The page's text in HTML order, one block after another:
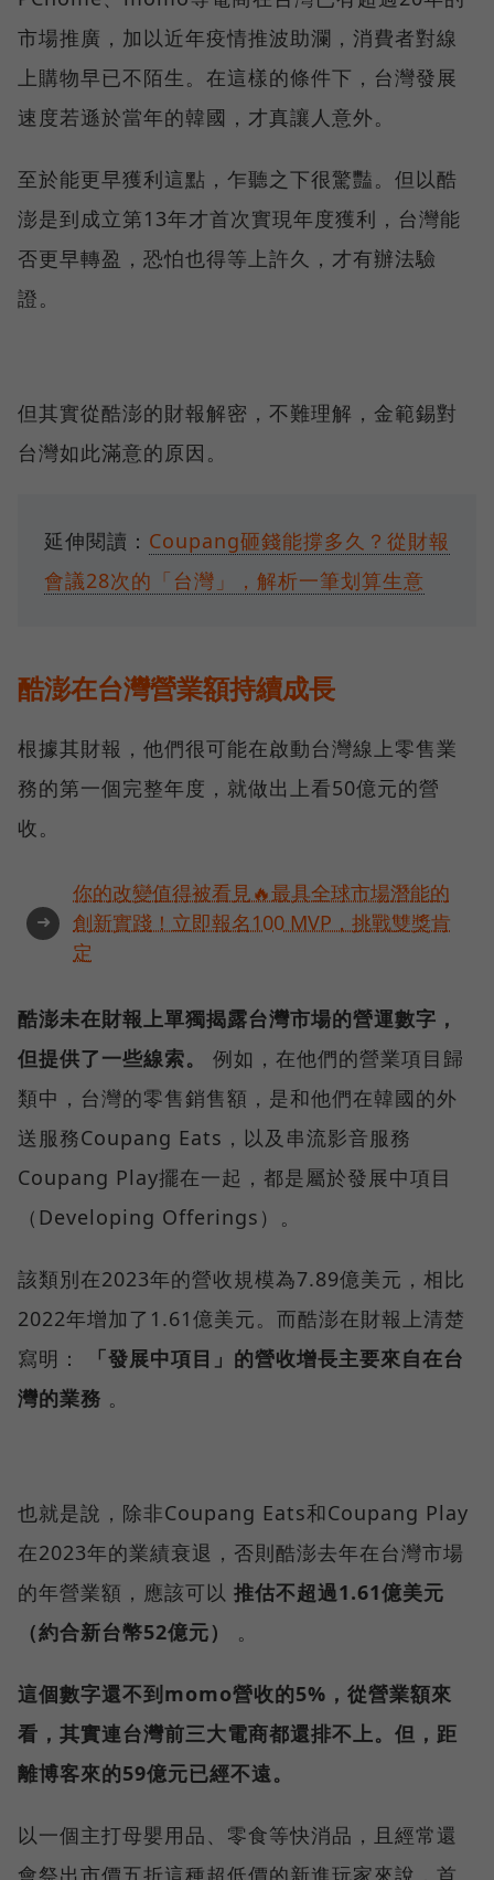
市場推廣，加以近年疫情推波助瀾，消費者對線
上購物早已不陌生。在這樣的條件下，台灣發展
速度若遜於當年的韓國，才真讓人意外。
至於能更早獲利這點，乍聽之下很驚豔。但以酷
澎是到成立第13年才首次實現年度獲利，台灣能
否更早轉盈，恐怕也得等上許久，才有辦法驗
證。
但其實從酷澎的財報解密，不難理解，金範錫對
台灣如此滿意的原因。
延伸閱讀： Coupang砸錢能撐多久？從財報
會議28次的「台灣」，解析一筆划算生意
酷澎在台灣營業額持續成長
根據其財報，他們很可能在啟動台灣線上零售業
務的第一個完整年度，就做出上看50億元的營
收。
➜
你的改變值得被看見🔥最具全球市場潛能的
創新實踐！立即報名100 MVP，挑戰雙獎肯
定
酷澎未在財報上單獨揭露台灣市場的營運數字，
但提供了一些線索。
例如，在他們的營業項目歸
類中，台灣的零售銷售額，是和他們在韓國的外
送服務Coupang Eats，以及串流影音服務
Coupang Play擺在一起，都是屬於發展中項目
（Developing Offerings）。
該類別在2023年的營收規模為7.89億美元，相比
2022年增加了1.61億美元。而酷澎在財報上清楚
寫明：
「發展中項目」的營收增長主要來自在台
灣的業務 。
也就是說，除非Coupang Eats和Coupang Play
在2023年的業績衰退，否則酷澎去年在台灣市場
的年營業額，應該可以 推估不超過1.61億美元
（約合新台幣52億元）
。
這個數字還不到momo營收的5%，從營業額來
看，其實連台灣前三大電商都還排不上。但，距
離博客來的59億元已經不遠。
以一個主打母嬰用品、零食等快消品，且經常還